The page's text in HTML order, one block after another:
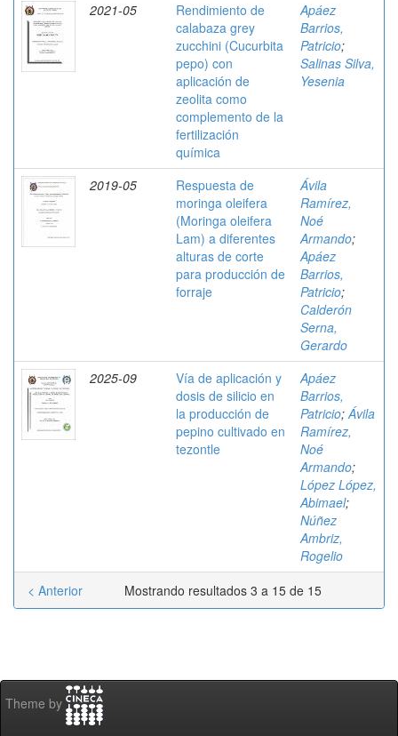
2021-05
Rendimiento de
calabaza grey
zucchini (Cucurbita
pepo) con
aplicación de
zeolita como
complemento de la
fertilización
química
Apáez
Barrios,
Patricio;
Salinas Silva,
Yesenia
2019-05
Respuesta de
moringa oleifera
(Moringa oleifera
Lam) a diferentes
alturas de corte
para producción de
forraje
Ávila
Ramírez,
Noé
Armando;
Apáez
Barrios,
Patricio;
Calderón
Serna,
Gerardo
2025-09
Vía de aplicación y
dosis de silicio en
la producción de
pepino cultivado en
tezontle
Apáez
Barrios,
Patricio;Ávila
Ramírez,
Noé
Armando;
López López,
Abimael;
Núñez
Ambriz,
Rogelio
Mostrando resultados 3 a 15 de 15
< Anterior
Theme by